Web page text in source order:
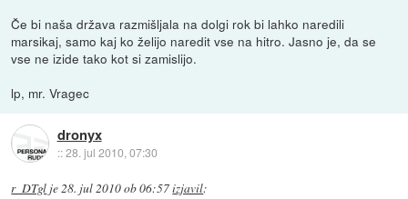
Če bi naša država razmišljala na dolgi rok bi lahko naredili
marsikaj, samo kaj ko želijo naredit vse na hitro. Jasno je, da se
vse ne izide tako kot si zamislijo.
lp, mr. Vragec
dronyx
::28. jul 2010, 07:30
r_DTgl je28. jul 2010 ob 06:57izjavil: